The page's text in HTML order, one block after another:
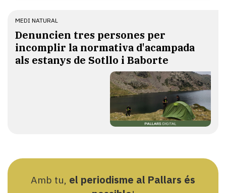
MEDI NATURAL
Denuncien tres persones per
incomplir la normativa d'acampada
als estanys de Sotllo i Baborte
Amb tu, el periodisme al Pallars és